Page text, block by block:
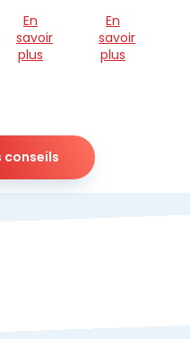
En
savoir
plus
En
savoir
plus
conseils